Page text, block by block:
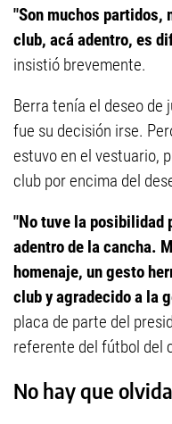
"Son muchos partidos,
club, acá adentro, es
insistió brevemente.
Berra tenía el deseo de
fue su decisión irse.
estuvo en el vestuario,
club por encima del
"No tuve la posibilidad
adentro de la cancha.
homenaje, un gesto
club y agradecido a la
placa de parte del
referente del fútbol del
No hay que